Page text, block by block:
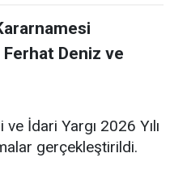
Ferhat Deniz ve
İdari Yargı 2026 Yılı
gerçekleştirildi.